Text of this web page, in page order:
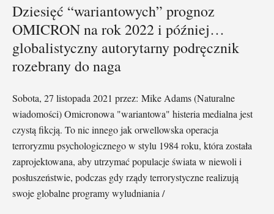
Dziesięć “wariantowych” prognoz
OMICRON na rok 2022 i później…
globalistyczny autorytarny podręcznik
rozebrany do naga
Sobota, 27 listopada 2021 przez: Mike Adams (Naturalne
wiadomości) Omicronowa "wariantowa" histeria medialna jest
czystą fikcją. To nic innego jak orwellowska operacja
terroryzmu psychologicznego w stylu 1984 roku, która została
zaprojektowana, aby utrzymać populacje świata w niewoli i
posłuszeństwie, podczas gdy rządy terrorystyczne realizują
swoje globalne programy wyludniania /